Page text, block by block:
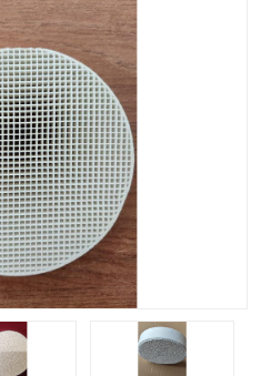
挡渣棉
避脏网